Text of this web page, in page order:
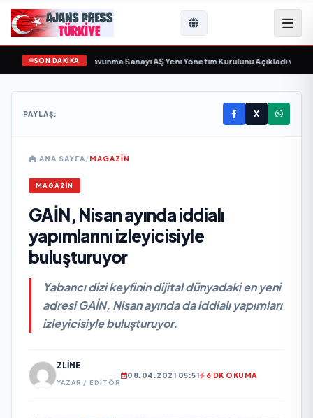
SON DAKİKA
• Açıkgöz Savunma Sanayi AŞ Yeni Yönetim Kurulunu Açıkladı ve
PAYLAŞ: X
ANA SAYFA/MAGAZİN
MAGAZİN
GAİN, Nisan ayında iddialı
yapımlarını izleyicisiyle
buluşturuyor
Yabancı dizi keyfinin dijital dünyadaki en yeni
adresi GAİN, Nisan ayında da iddialı yapımları
izleyicisiyle buluşturuyor.
ZLINE
YAZAR / EDITÖR
08.04.2021 05:51 6 DK OKUMA